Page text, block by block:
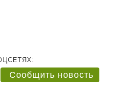
Сообщить новость